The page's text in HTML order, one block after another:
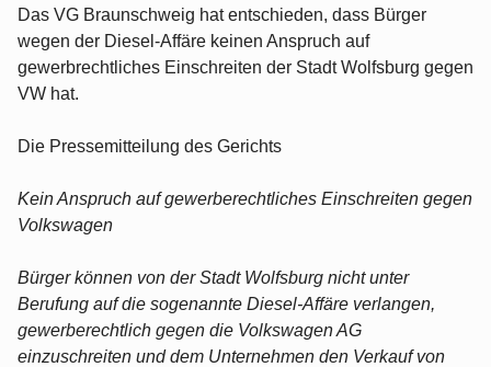
Das VG Braunschweig hat entschieden, dass Bürger
wegen der Diesel-Affäre keinen Anspruch auf
gewerbrechtliches Einschreiten der Stadt Wolfsburg gegen
VW hat.
Die Pressemitteilung des Gerichts
Kein Anspruch auf gewerberechtliches Einschreiten gegen
Volkswagen
Bürger können von der Stadt Wolfsburg nicht unter
Berufung auf die sogenannte Diesel-Affäre verlangen,
gewerberechtlich gegen die Volkswagen AG
einzuschreiten und dem Unternehmen den Verkauf von